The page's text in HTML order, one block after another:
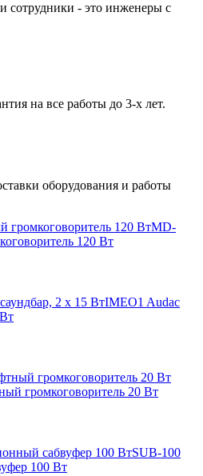
сотрудники - это инженеры с
на все работы до 3-х лет.
оборудования и работы
MD-
120 Вт
IMEO1 Audac
громкоговоритель 20 Вт
SUB-100
100 Вт